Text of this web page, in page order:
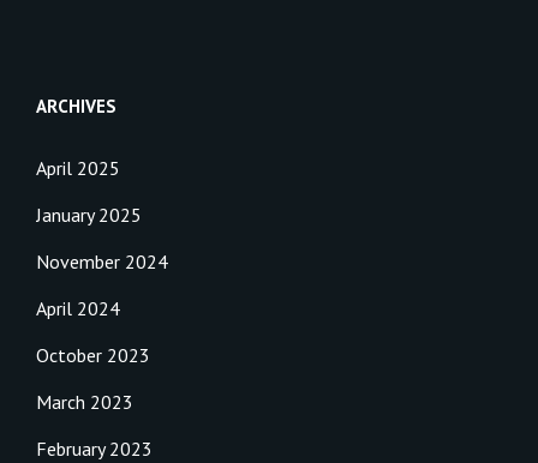
ARCHIVES
April 2025
January 2025
November 2024
April 2024
October 2023
March 2023
February 2023